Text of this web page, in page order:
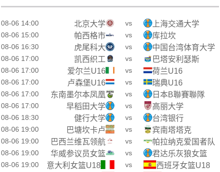
08-06 14:00 北京大学 vs 上海交通大学
08-06 15:00 帕西格市 vs 库拉坎
08-06 16:30 虎尾科大 vs 中国台湾体育大学
08-06 17:00 凯西织工 vs 巴塔安利瑟斯
08-06 17:00 爱尔兰U16 vs 荷兰U16
08-06 17:00 卢森堡U16 vs 瑞典U16
08-06 17:00 东南墨尔本凤凰 vs 日本B聯賽聯隊
08-06 17:00 早稻田大学 vs 高丽大学
08-06 18:30 健行大学 vs 台湾银行
08-06 19:00 巴塘坎卡卢 vs 宾南塔塔克
08-06 19:00 巴西兰维瓦领航 vs 帕拉纳克爱国者队
08-06 19:00 华威参议员女篮 vs 君达乐灰狼女篮
08-06 19:00 意大利女篮U18 vs 西班牙女篮U18